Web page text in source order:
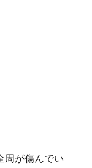
周が傷んでい